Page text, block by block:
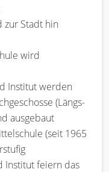
Stadt hin
wird
Institut werden
(Längs-
ausgebaut
(seit 1965
Institut feiern das